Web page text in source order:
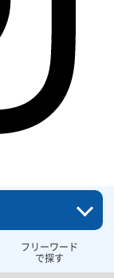
フリーワード
で探す